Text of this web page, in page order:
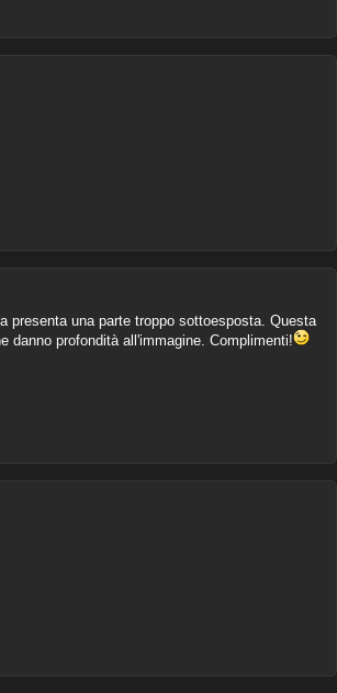
presenta una parte troppo sottoesposta. Questa
profondità all'immagine. Complimenti!